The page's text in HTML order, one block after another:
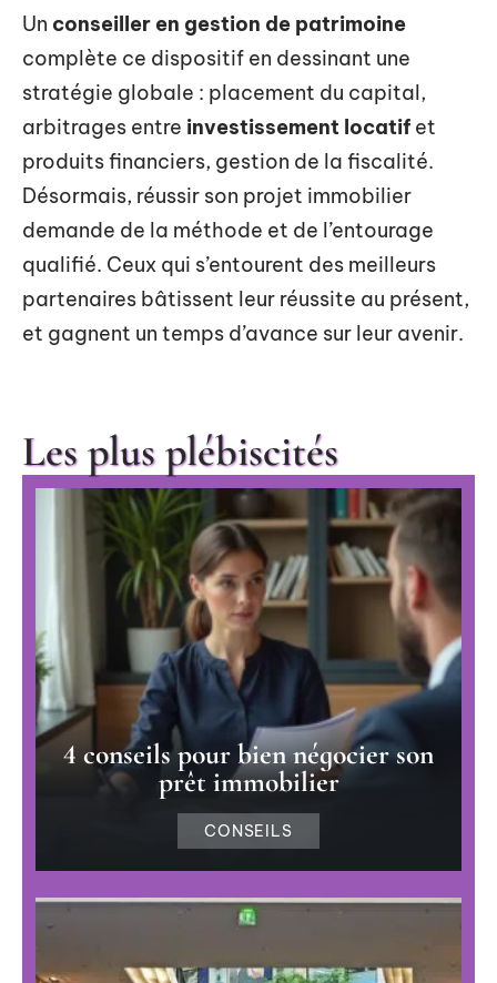
Un conseiller en gestion de patrimoine
complète ce dispositif en dessinant une
stratégie globale : placement du capital,
arbitrages entre investissement locatif et
produits financiers, gestion de la fiscalité.
Désormais, réussir son projet immobilier
demande de la méthode et de l’entourage
qualifié. Ceux qui s’entourent des meilleurs
partenaires bâtissent leur réussite au présent,
et gagnent un temps d’avance sur leur avenir.
Les plus plébiscités
4 conseils pour bien négocier son
prêt immobilier
CONSEILS